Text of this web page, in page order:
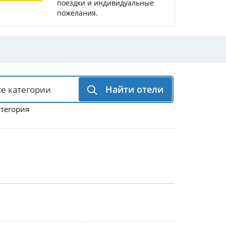
поездки и индивидуальные
пожелания.
Найти отели